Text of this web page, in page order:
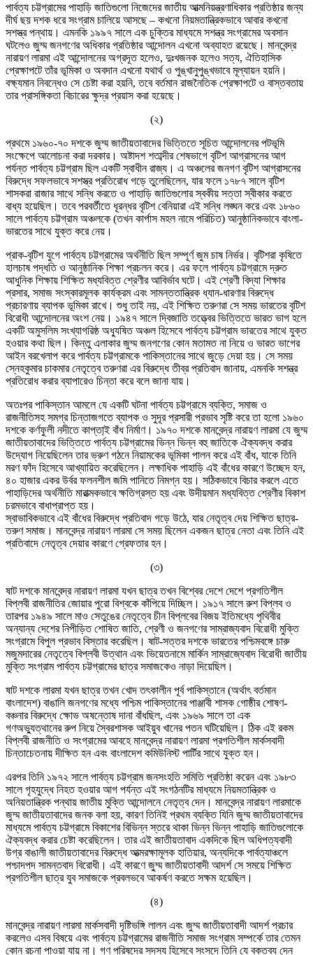
পার্বত্য চট্টগ্রামের পাহাড়ি জাতিগুলো নিজেদের জাতীয় আত্মনিয়ন্ত্রণাধিকার প্রতিষ্ঠার জন্য
দীর্ঘ ছয় দশক ধরে সংগ্রাম চালিয়ে আসছে – কখনো নিয়মতান্ত্রিকভাবে আবার কখনো
সশস্ত্র পন্থায়। এমনকি ১৯৯৭ সালে এক চুক্তির মাধ্যমে সশন্ত্র সংগ্রামের অবসান
ঘটলেও জুম্ম জনগণের অধিকার প্রতিষ্ঠার আন্দোলন এখনো অব্যাহত রয়েছে। মানবেন্দ্র
নারায়ণ লারমা এই আন্দোলনের অগ্রদূত হলেও, দুঃখজনক হলেও সত্য, ঐতিহাসিক
প্রেক্ষাপটে তাঁর ভূমিকা ও অবদান এখনো যথার্থ ও পুঙ্খানুপুঙ্খভাবে মূল্যায়ন হয়নি।
বক্ষ্যমান নিবন্ধেও সে চেষ্টা করা হয়নি, তবে বর্তমান রাজনৈতিক প্রেক্ষাপটে ও বাস্তবতায়
তার প্রাসঙ্গিকতা বিচারের ক্ষুদ্র প্রয়াস করা হয়েছে।
(২)
প্রথমে ১৯৬০-৭০ দশকে জুম্ম জাতীয়তাবাদের ভিত্তিতে সূচিত আন্দোলনের পটভূমি
সংক্ষেপে আলোচনা করা দরকার। অষ্টাদশ শতাব্দীর শেষভাগে বৃটিশ আগ্রাসনের আগ
পর্যন্ত পার্বত্য চট্টগ্রাম ছিল একটি স্বাধীন রাজ্য। এ অঞ্চলের জনগণ বৃটিশ আগ্রাসনের
বিরুদ্ধে সফলভাবে সশস্ত্র প্রতিরোধ গড়ে তুলেছিলেন, যার ফলে ১৭৮৭ সালে বৃটিশ
শাসকরা রাজার সাথে সন্ধি করতে ও পাহাড়ি জাতিগুলোর স্বকীয় সত্তা স্বীকার করতে
বাধ্য হয়েছিল। তবে পরবর্তীতে ধূরন্ধর বৃটিশ বেনিয়ারা এই সন্ধি লঙ্ঘন করে এবং ১৮৬০
সালে পার্বত্য চট্টগ্রাম অঞ্চলকে (তখন কার্পাস মহল নামে পরিচিত) আনুষ্ঠানিকভাবে বাংলা-
ভারতের সাথে যুক্ত করে নেয়।
প্রাক-বৃটিশ যুগে পার্বত্য চট্টগ্রামের অর্থনীতি ছিল সম্পূর্ণ জুম চাষ নির্ভর। বৃটিশরা কৃষিতে
হালচাষ পদ্ধতি ও আনুষ্ঠানিক শিক্ষা প্রচলন করে। এর ফলে পার্বত্য চট্টগ্রামে দ্রুত
আধুনিক শিক্ষায় শিক্ষিত মধ্যবিত্ত শ্রেণীর আবির্ভাব ঘটে। এই শ্রেণী বিদ্যা শিক্ষার
প্রসার, সমাজ সংস্কারমূলক কার্যক্রম এবং সামন্ততান্ত্রিক ধ্যান-ধারণার বিরুদ্ধে
প্রচারণায় ব্যাপক ভূমিকা রাখে। শুধু তাই নয়, এই শিক্ষিত তরুণরা সে সময় ভারতের বৃটিশ
বিরোধী আন্দোলনের অংশ নেয়। ১৯৪৭ সালে দ্বিজাতি তত্ত্বের ভিত্তিতে ভারত ভাগ হলে
একটি অমুসলিম সংখ্যাগরিষ্ঠ অধ্যুষিত অঞ্চল হিসেবে পার্বত্য চট্টগ্রাম ভারতের সাথে যুক্ত
হওয়ার কথা ছিল। কিন্তু এলাকার জুম্ম জনগণের কোন মতামত না নিয়ে ও ভারত ভাগের
আইন বরখেলাপ করে পার্বত্য চট্টগ্রামকে পাকিস্তানের সাথে জুড়ে দেয়া হয়। সে সময়
স্নেহকুমার চাকমার নেতৃত্বে তরুণরা এর বিরুদ্ধে তীব্র প্রতিবাদ জানায়, এমনকি সশন্ত্র
প্রতিরোধ করার ব্যাপারেও চিন্তা করে বলে জানা যায়।
অতঃপর পাকিস্তান আমলে যে একটি ঘটনা পার্বত্য চট্টগ্রামে ব্যক্তি, সমাজ ও
রাজনীতিসহ সমগ্র চিন্তাজগতে ব্যাপক ও সুদূর প্রসারী প্রভাব সৃষ্টি করে তা হলো ১৯৬০
দশকে কর্ণফুলী নদীতে কাপ্তা্ই বাঁধ নির্মাণ। ১৯৭০ দশকে মানবেন্দ্র নারায়ণ লারমা যে জুম্ম
জাতীয়তাবাদের ভিত্তিতে পার্বত্য চট্টগ্রামের ভিন্ন ভিন্ন বহু জাতিকে ঐক্যবদ্ধ করার
উদ্যোগ নিয়েছিলেন তার ভ্রুণ গঠনে নিয়ামকের ভূমিকা পালন করে এই বাঁধ, যাকে তিনি
মরণ ফাঁদ হিসেবে আখ্যায়িত করেছিলেন। লক্ষাধিক পাহাড়ি এই বাঁধের কারণে উচ্ছেদ হন,
৪০ হাজার একর উর্বর ফলনশীল জমি পানিতে নিমগ্ন হয়। সঠিকভাবে বিচার করলে এতে
পাহাড়িদের অর্থনীতি মারাত্মকভাবে ক্ষতিগ্রস্ত হয় এবং উদীয়মান মধ্যবিত্ত শ্রেণীর বিকাশ
চরমভাবে বাধাপ্রাপ্ত হয়।
স্বাভাবিকভাবে এই বাঁধের বিরুদ্ধে প্রতিবাদ গড়ে উঠে, যার নেতৃত্ব দেয় শিক্ষিত ছাত্র-
তরুণ সমাজ। মানবেন্দ্র নারায়ণ লারমা সে সময় ছিলেন একজন ছাত্র নেতা এবং তিনি এই
প্রতিবাদে নেতৃত্ব দেয়ার কারণে গ্রেফতার হন।
(৩)
ষাট দশকে মানবেন্দ্র নারায়ণ লারমা যখন ছাত্র তখন বিশ্বের দেশে দেশে প্রগতিশীল
বিপ্লবী রাজনীতির জোয়ার পুরো বিশ্বকে কাঁপিয়ে দিচ্ছিল। ১৯১৭ সালে রুশ বিপ্লব ও
তারপর ১৯৪৯ সালে মাও সেতুঙের নেতৃত্বে চীন বিপ্লবের বিজয় ইতিমধ্যে পৃথিবীর
অন্যান্য দেশের নিপীড়িত শোষিত জাতি, শ্রেণী ও জনগণের সাম্রাজ্যবাদ বিরোধী মুক্তি
সংগ্রামে বিপুল প্রভাব বিস্তার করেছিল। ষাট-সত্তর দশকে ভারতের পশ্চিমবঙ্গে চারু
মজুমদারের নেতৃত্বে বিপ্লবী উত্থান এবং ভিয়েতনামে মার্কিন সাম্রাজ্যেবাদ বিরোধী জাতীয়
মুক্তি সংগ্রাম পার্বত্য চট্টগ্রামের ছাত্র সমাজকেও নাড়া দিয়েছিল।
ষাট দশকে লারমা যখন ছাত্র তখন খোদ তৎকালীন পূর্ব পাকিস্তানে (অর্থাৎ বর্তমান
বাংলাদেশ) বাঙালি জনগণের মধ্যে পশ্চিম পাকিস্তানের পাঞ্জাবী শাসক গোষ্ঠীর শোষণ-
বঞ্চনার বিরুদ্ধে ক্ষোভ অষন্তোষ দানা বাঁধছিল, এবং ১৯৬৯ সালে তা এক
গণঅভ্যুত্থানের রুপ নিয়ে স্বৈরশাসক আইয়ুব খানের পতন ঘটিয়েছিল। ঠিক এই রকম
বিপ্লবী রাজনীতি ও সংগ্রামের আবহে মানবেন্দ্র নারায়ণ লারমা প্রগতিশীল মার্কসবাদী
চিন্তাচেতনায় দীক্ষিত হন এবং বাংলাদেশ কমিউনিস্ট পার্টির সাথে যুক্ত হন।
এরপর তিনি ১৯৭২ সালে পার্বত্য চট্টগ্রাম জনসংহতি সমিতি প্রতিষ্ঠা করেন এবং ১৯৮৩
সালে গৃহযুদ্ধে নিহত হওয়ার আগ পর্যন্ত এই সংগঠনটির মাধ্যমে নিয়মতান্ত্রিক ও
অনিয়তান্ত্রিক পন্থায় জাতীয় মুক্তি আন্দোলনে নেতৃত্ব দেন। মানবেন্দ্র নারায়ণ লারমাকে
জুম্ম জাতীয়তাবাদের জনক বলা হয়, কারণ তিনিই প্রথম ব্যক্তি যিনি জুম্ম জাতীয়তাবাদের
মাধ্যমে পার্বত্য চট্টগ্রামে বিকাশের বিভিন্ন স্তরে থাকা ভিন্ন ভিন্ন পাহাড়ি জাতিগুলোকে
ঐক্যবদ্ধ করার চেষ্টা করেছিলেন। তার এই জাতীয়তাবাদ একদিকে ছিল অধিপত্যবাদী
উগ্র বাঙালী জাতীয়তাবাদের বিরুদ্ধে আত্মরক্ষামূলক হাতিয়ার, অন্যদিকে পার্বত্যাঞ্চলে
পশ্চাদপদ সামন্তবাদ বিরোধী। এই কারণে জু্ম্ম জাতীয়তাবাদী আদর্শ সে সময়ে শিক্ষিত
প্রগতিশীল ছাত্র যুব সমাজকে প্রবলভবে আকর্ষণ করতে সক্ষম হয়েছিল।
(৪)
মানবেন্দ্র নারায়ণ লারমা মার্কসবাদী দৃষ্টিভঙ্গি লালন এবং জুম্ম জাতীয়তাবাদী আদর্শ প্রচার
করলেও এসব বিষয়ে এবং পার্বত্য চট্টগ্রামের রাজনীতি সমাজ সংগ্রাম সম্পর্কে তার তেমন
কোন রচনা পাওয়া যায় না। গণ পরিষদের সদস্য হিসেবে সংসদে তিনি যে বক্তব্য দেন